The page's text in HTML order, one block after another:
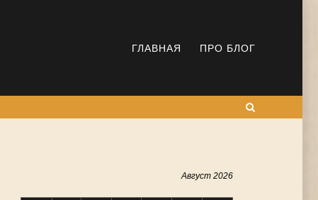
ГЛАВНАЯ ПРО БЛОГ
Август 2026